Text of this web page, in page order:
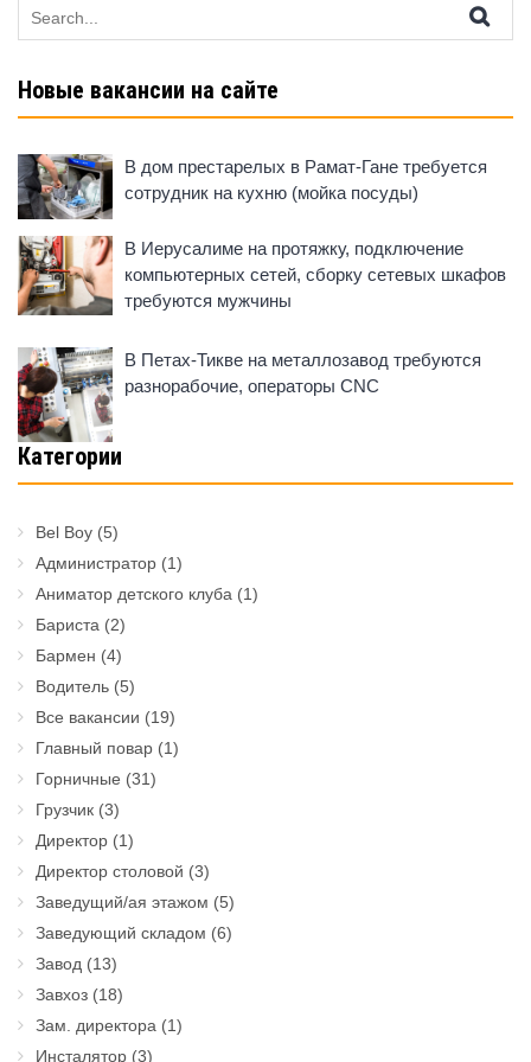
for:
Новые вакансии на сайте
В дом престарелых в Рамат-Гане требуется
сотрудник на кухню (мойка посуды)
В Иерусалиме на протяжку, подключение
компьютерных сетей, сборку сетевых шкафов
требуются мужчины
В Петах-Тикве на металлозавод требуются
разнорабочие, операторы CNC
Категории
Bel Boy (5)
Администратор (1)
Аниматор детского клуба (1)
Бариста (2)
Бармен (4)
Водитель (5)
Все вакансии (19)
Главный повар (1)
Горничные (31)
Грузчик (3)
Директор (1)
Директор столовой (3)
Заведущий/ая этажом (5)
Заведующий складом (6)
Завод (13)
Завхоз (18)
Зам. директора (1)
Инсталятор (3)